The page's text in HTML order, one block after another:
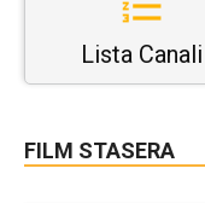
Lista Canali
FILM STASERA